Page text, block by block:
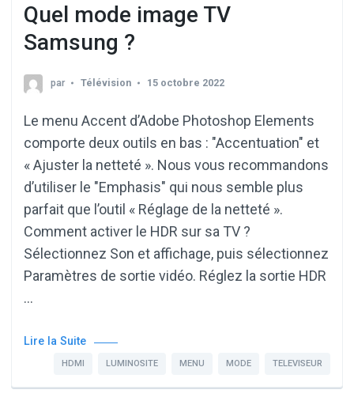
Quel mode image TV
Samsung ?
par Télévision 15 octobre 2022
Le menu Accent d’Adobe Photoshop Elements
comporte deux outils en bas : "Accentuation" et
« Ajuster la netteté ». Nous vous recommandons
d’utiliser le "Emphasis" qui nous semble plus
parfait que l’outil « Réglage de la netteté ».
Comment activer le HDR sur sa TV ?
Sélectionnez Son et affichage, puis sélectionnez
Paramètres de sortie vidéo. Réglez la sortie HDR
…
Lire la Suite
HDMI LUMINOSITE MENU MODE TELEVISEUR